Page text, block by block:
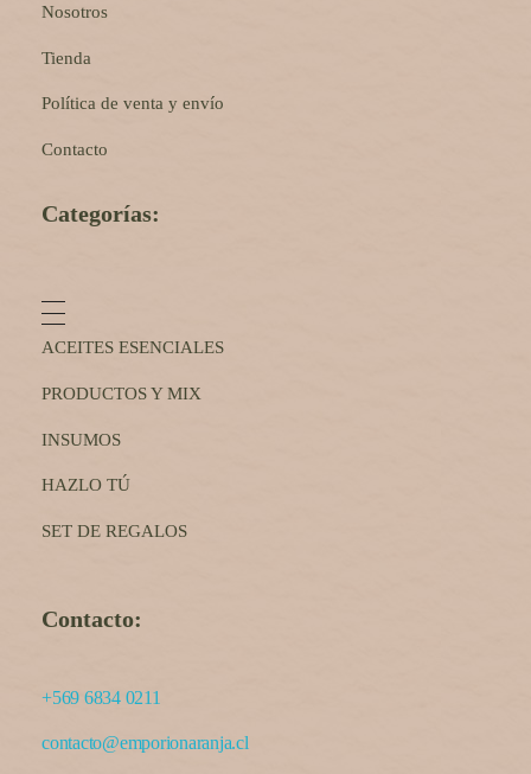
Nosotros
Tienda
Política de venta y envío
Contacto
Categorías:
ACEITES ESENCIALES
PRODUCTOS Y MIX
INSUMOS
HAZLO TÚ
SET DE REGALOS
Contacto:
+569 6834 0211
contacto@emporionaranja.cl